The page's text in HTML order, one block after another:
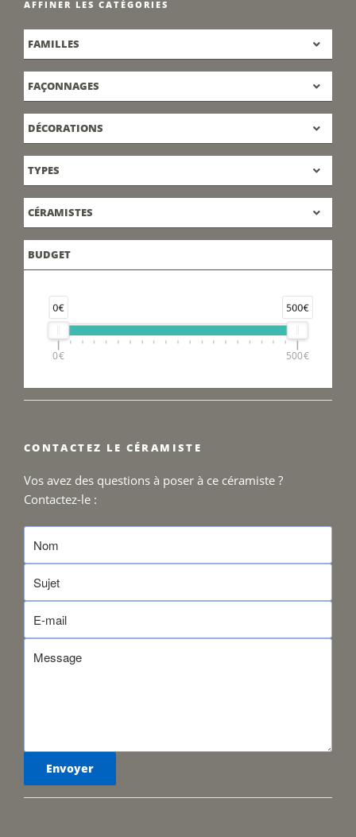
AFFINER LES CATÉGORIES
FAMILLES
FAÇONNAGES
DÉCORATIONS
TYPES
CÉRAMISTES
BUDGET
0€ 500€
0€ 500€
CONTACTEZ LE CÉRAMISTE
Vos avez des questions à poser à ce céramiste ?
Contactez-le :